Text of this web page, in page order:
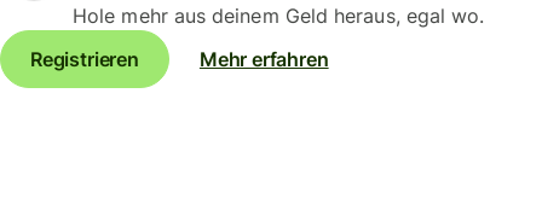
Hole mehr aus deinem Geld heraus, egal wo.
Registrieren
Mehr erfahren